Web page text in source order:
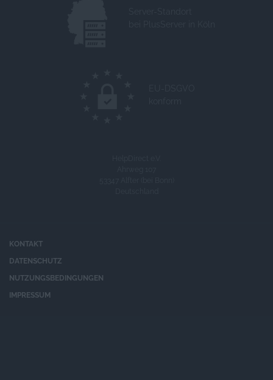
KONTAKT
DATENSCHUTZ
NUTZUNGSBEDINGUNGEN
IMPRESSUM